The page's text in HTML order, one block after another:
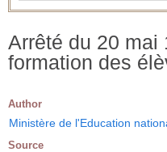
Arrêté du 20 mai
formation des
Author
Ministère de l'Education
Source